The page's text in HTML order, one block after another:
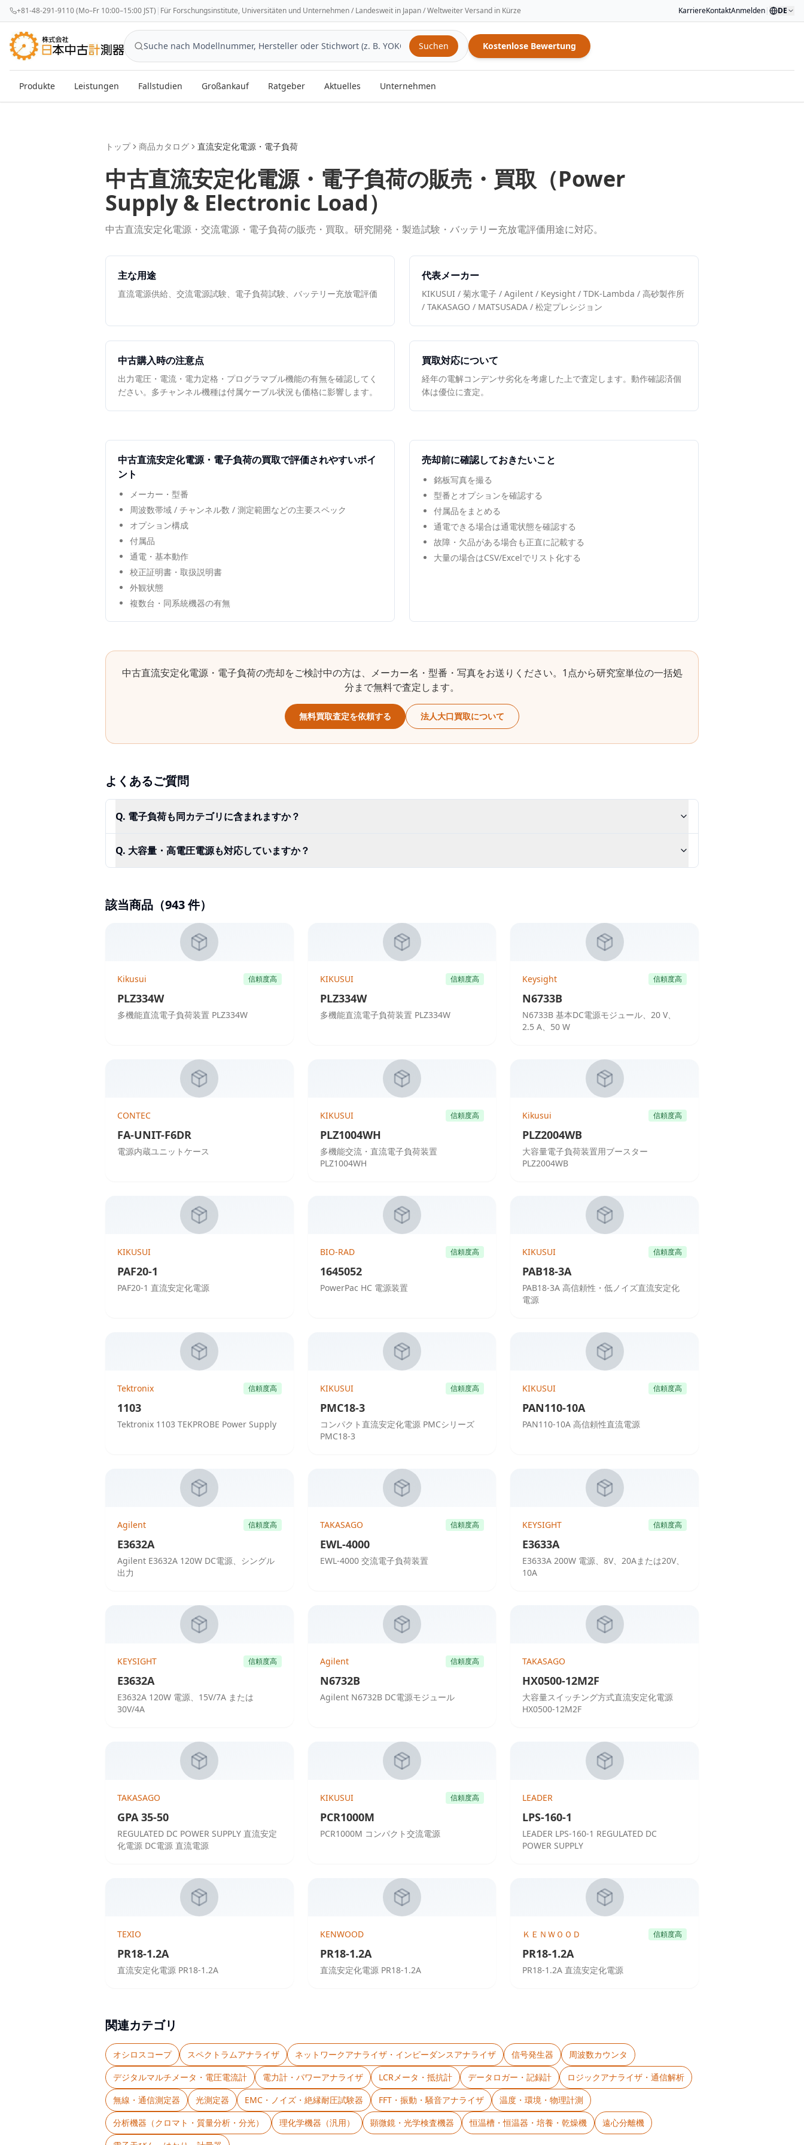
+81-48-291-9110 (Mo–Fr 10:00–15:00 JST) | Für Forschungsinstitute, Universitäten und Unternehmen / Landesweit in Japan / Weltweiter Versand in Kürze KarriereKontaktAnmelden| DE
Suchen Kostenlose Bewertung
Produkte Leistungen Fallstudien Großankauf Ratgeber Aktuelles Unternehmen
トップ 商品カタログ 直流安定化電源・電子負荷
中古直流安定化電源・電子負荷の販売・買取（Power
Supply & Electronic Load）
中古直流安定化電源・交流電源・電子負荷の販売・買取。研究開発・製造試験・バッテリー充放電評価用途に対応。
主な用途
直流電源供給、交流電源試験、電子負荷試験、バッテリー充放電評価
代表メーカー
KIKUSUI / 菊水電子 / Agilent / Keysight / TDK-Lambda / 高砂製作所
/ TAKASAGO / MATSUSADA / 松定プレシジョン
中古購入時の注意点
出力電圧・電流・電力定格・プログラマブル機能の有無を確認してく
ださい。多チャンネル機種は付属ケーブル状況も価格に影響します。
買取対応について
経年の電解コンデンサ劣化を考慮した上で査定します。動作確認済個
体は優位に査定。
中古直流安定化電源・電子負荷の買取で評価されやすいポイ
ント
メーカー・型番
周波数帯域 / チャンネル数 / 測定範囲などの主要スペック
オプション構成
付属品
通電・基本動作
校正証明書・取扱説明書
外観状態
複数台・同系統機器の有無
売却前に確認しておきたいこと
銘板写真を撮る
型番とオプションを確認する
付属品をまとめる
通電できる場合は通電状態を確認する
故障・欠品がある場合も正直に記載する
大量の場合はCSV/Excelでリスト化する
中古直流安定化電源・電子負荷の売却をご検討中の方は、メーカー名・型番・写真をお送りください。1点から研究室単位の一括処
分まで無料で査定します。
無料買取査定を依頼する 法人大口買取について
よくあるご質問
Q. 電子負荷も同カテゴリに含まれますか？
Q. 大容量・高電圧電源も対応していますか？
該当商品（943件）
Kikusui 信頼度高
PLZ334W
多機能直流電子負荷装置 PLZ334W
KIKUSUI 信頼度高
PLZ334W
多機能直流電子負荷装置 PLZ334W
Keysight 信頼度高
N6733B
N6733B 基本DC電源モジュール、20 V、
2.5 A、50 W
CONTEC
FA-UNIT-F6DR
電源内蔵ユニットケース
KIKUSUI 信頼度高
PLZ1004WH
多機能交流・直流電子負荷装置
PLZ1004WH
Kikusui 信頼度高
PLZ2004WB
大容量電子負荷装置用ブースター
PLZ2004WB
KIKUSUI
PAF20-1
PAF20-1 直流安定化電源
BIO-RAD 信頼度高
1645052
PowerPac HC 電源装置
KIKUSUI 信頼度高
PAB18-3A
PAB18-3A 高信頼性・低ノイズ直流安定化
電源
Tektronix 信頼度高
1103
Tektronix 1103 TEKPROBE Power Supply
KIKUSUI 信頼度高
PMC18-3
コンパクト直流安定化電源 PMCシリーズ
PMC18-3
KIKUSUI 信頼度高
PAN110-10A
PAN110-10A 高信頼性直流電源
Agilent 信頼度高
E3632A
Agilent E3632A 120W DC電源、シングル
出力
TAKASAGO 信頼度高
EWL-4000
EWL-4000 交流電子負荷装置
KEYSIGHT 信頼度高
E3633A
E3633A 200W 電源、8V、20Aまたは20V、
10A
KEYSIGHT 信頼度高
E3632A
E3632A 120W 電源、15V/7A または
30V/4A
Agilent 信頼度高
N6732B
Agilent N6732B DC電源モジュール
TAKASAGO
HX0500-12M2F
大容量スイッチング方式直流安定化電源
HX0500-12M2F
TAKASAGO
GPA 35-50
REGULATED DC POWER SUPPLY 直流安定
化電源 DC電源 直流電源
KIKUSUI 信頼度高
PCR1000M
PCR1000M コンパクト交流電源
LEADER
LPS-160-1
LEADER LPS-160-1 REGULATED DC
POWER SUPPLY
TEXIO
PR18-1.2A
直流安定化電源 PR18-1.2A
KENWOOD
PR18-1.2A
直流安定化電源 PR18-1.2A
ＫＥＮＷＯＯＤ 信頼度高
PR18-1.2A
PR18-1.2A 直流安定化電源
関連カテゴリ
オシロスコープ スペクトラムアナライザ ネットワークアナライザ・インピーダンスアナライザ 信号発生器
周波数カウンタ
デジタルマルチメータ・電圧電流計
電力計・パワーアナライザ LCRメータ・抵抗計 データロガー・記録計
ロジックアナライザ・通信解析
無線・通信測定器
光測定器 EMC・ノイズ・絶縁耐圧試験器 FFT・振動・騒音アナライザ
温度・環境・物理計測
分析機器（クロマト・質量分析・分光）
理化学機器（汎用） 顕微鏡・光学検査機器 恒温槽・恒温器・培養・乾燥機
遠心分離機